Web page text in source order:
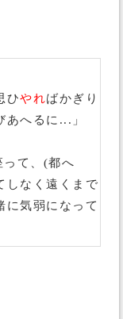
ひやればかぎり
あへるに...」
って、(都へ
しなく遠くまで
に気弱になって